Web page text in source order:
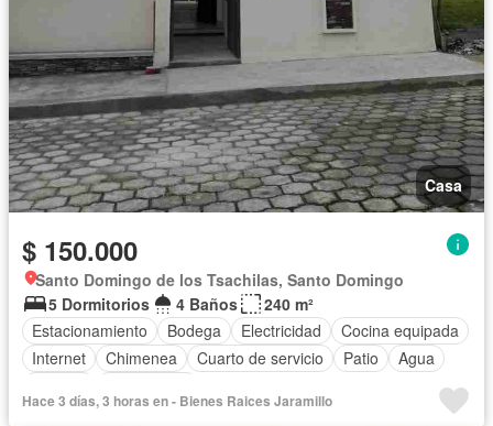
Casa
$ 150.000
Santo Domingo de los Tsachilas, Santo Domingo
5 Dormitorios
4 Baños
240 m²
Estacionamiento
Bodega Electricidad
Cocina equipada
Internet
Chimenea Cuarto de servicio Patio
Agua
Hace 3 días, 3 horas en - Bienes Raices Jaramillo